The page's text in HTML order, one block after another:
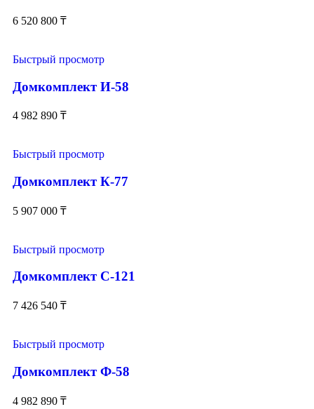
6 520 800 ₸
Быстрый просмотр
Домкомплект И-58
4 982 890 ₸
Быстрый просмотр
Домкомплект К-77
5 907 000 ₸
Быстрый просмотр
Домкомплект С-121
7 426 540 ₸
Быстрый просмотр
Домкомплект Ф-58
4 982 890 ₸